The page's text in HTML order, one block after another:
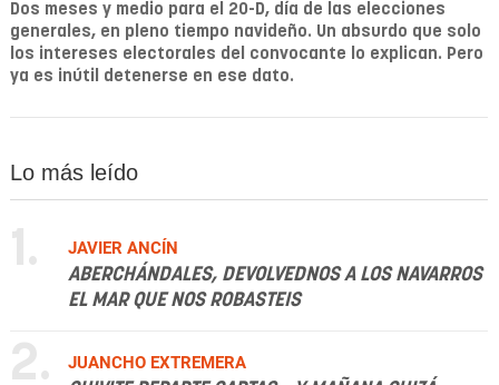
Dos meses y medio para el 20-D, día de las elecciones
generales, en pleno tiempo navideño. Un absurdo que solo
los intereses electorales del convocante lo explican. Pero
ya es inútil detenerse en ese dato.
Lo más leído
1.
JAVIER ANCÍN
ABERCHÁNDALES, DEVOLVEDNOS A LOS NAVARROS
EL MAR QUE NOS ROBASTEIS
2.
JUANCHO EXTREMERA